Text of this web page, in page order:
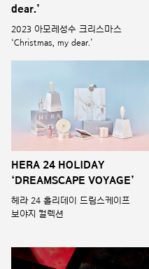
dear.’
2023 아모레성수 크리스마스
‘Christmas, my dear.’
HERA 24 HOLIDAY
‘DREAMSCAPE VOYAGE’
헤라 24 홀리데이 드림스케이프
보야지 컬렉션